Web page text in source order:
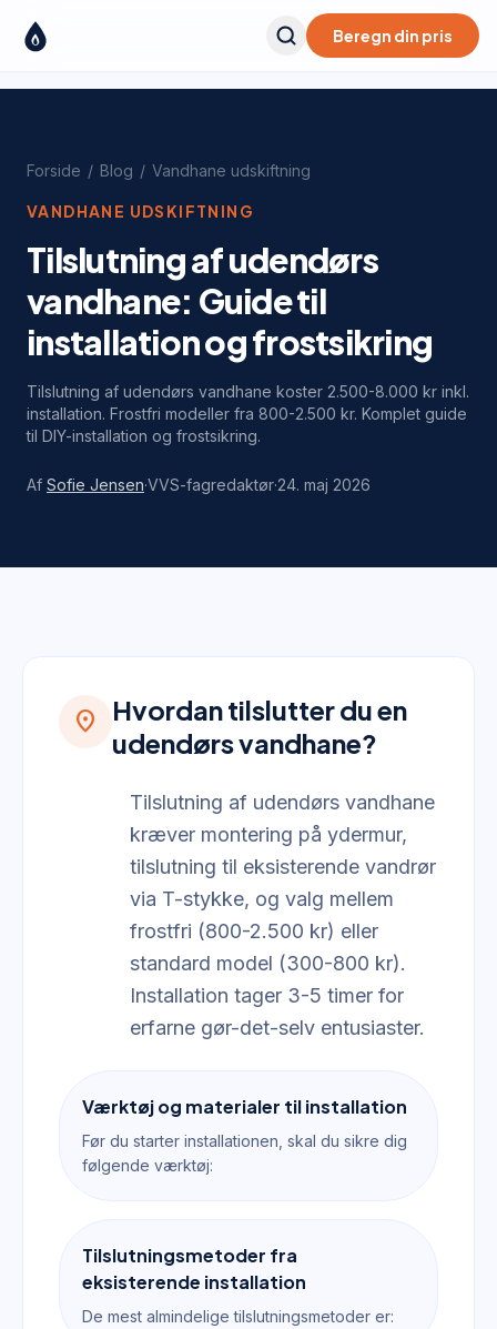
Beregn din pris
Forside / Blog / Vandhane udskiftning
VANDHANE UDSKIFTNING
Tilslutning af udendørs
vandhane: Guide til
installation og frostsikring
Tilslutning af udendørs vandhane koster 2.500-8.000 kr inkl.
installation. Frostfri modeller fra 800-2.500 kr. Komplet guide
til DIY-installation og frostsikring.
Af Sofie Jensen·VVS-fagredaktør·24. maj 2026
location_on
Hvordan tilslutter du en
udendørs vandhane?
Tilslutning af udendørs vandhane
kræver montering på ydermur,
tilslutning til eksisterende vandrør
via T-stykke, og valg mellem
frostfri (800-2.500 kr) eller
standard model (300-800 kr).
Installation tager 3-5 timer for
erfarne gør-det-selv entusiaster.
Værktøj og materialer til installation
Før du starter installationen, skal du sikre dig
følgende værktøj:
Tilslutningsmetoder fra
eksisterende installation
De mest almindelige tilslutningsmetoder er: